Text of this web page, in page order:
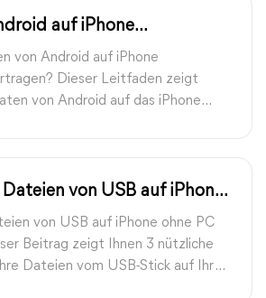
Tipps für reibungslose
auf iPhone
8 Wege
von Android auf iPhone
Dieser Leitfaden zeigt
von Android auf das iPhone
von USB auf iPhone
von USB auf iPhone ohne PC
Beitrag zeigt Ihnen 3 nützliche
Dateien vom USB-Stick auf Ihr